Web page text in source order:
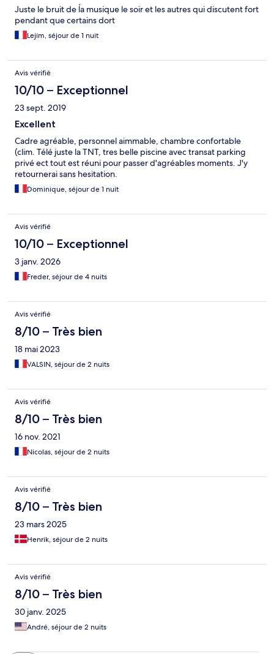
Juste le bruit de ĺa musique le soir et les autres qui discutent fort
pendant que certains dort
Lejim, séjour de 1 nuit
Avis vérifié
10/10 – Exceptionnel
23 sept. 2019
Excellent
Cadre agréable, personnel aimmable, chambre confortable
(clim. Télé juste la TNT, tres belle piscine avec transat parking
privé ect tout est réuni pour passer d'agréables moments. J'y
retournerai sans hesitation.
Dominique, séjour de 1 nuit
Avis vérifié
10/10 – Exceptionnel
3 janv. 2026
Freder, séjour de 4 nuits
Avis vérifié
8/10 – Très bien
18 mai 2023
VALSIN, séjour de 2 nuits
Avis vérifié
8/10 – Très bien
16 nov. 2021
Nicolas, séjour de 2 nuits
Avis vérifié
8/10 – Très bien
23 mars 2025
Henrik, séjour de 2 nuits
Avis vérifié
8/10 – Très bien
30 janv. 2025
André, séjour de 2 nuits